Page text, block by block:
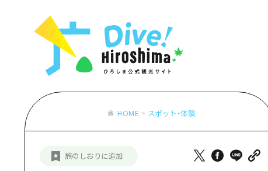
アート
おすすめ
お役立ち情報一覧
アクセス
二次交通まとめ
HOME スポット・体験
旅のしおりに追加